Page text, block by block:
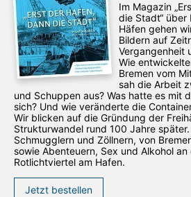
Im Magazin
die Stadt“ über
Häfen gehen
Bildern auf
Vergangenheit
Wie
Bremen vom
sah die Arbeit
und Schuppen aus? Was hatte es mit
sich? Und wie veränderte die
Wir blicken auf die Gründung der
Strukturwandel rund 100 Jahre
Schmugglern und Zöllnern, von
sowie Abenteuern, Sex und Alkohol an
Rotlichtviertel am Hafen.
Jetzt bestellen